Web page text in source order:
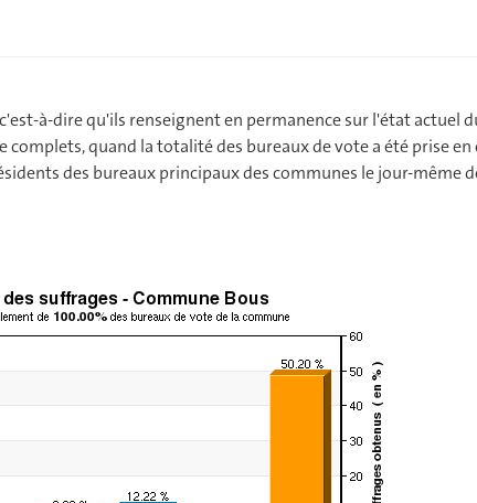
à-dire qu'ils renseignent en permanence sur l'état actuel
quand la totalité des bureaux de vote a été prise
des bureaux principaux des communes le jour-même